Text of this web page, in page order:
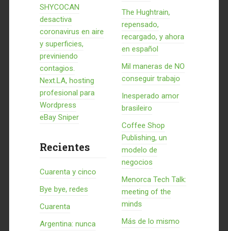
SHYCOCAN
desactiva
coronavirus en aire
y superficies,
previniendo
contagios.
Next.LA, hosting
profesional para
Wordpress
eBay Sniper
Recientes
Cuarenta y cinco
Bye bye, redes
Cuarenta
Argentina: nunca
The Hughtrain,
repensado,
recargado, y ahora
en español
Mil maneras de NO
conseguir trabajo
Inesperado amor
brasileiro
Coffee Shop
Publishing, un
modelo de
negocios
Menorca Tech Talk:
meeting of the
minds
Más de lo mismo